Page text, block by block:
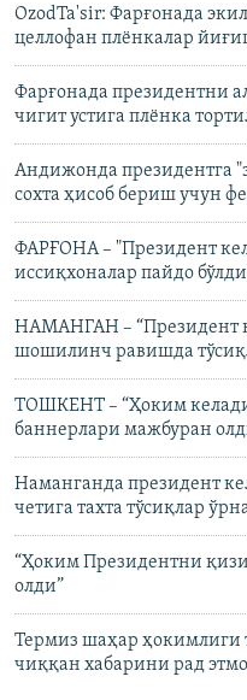
OzodTa'sir: Фарғонада
целлофан плёнкалар
Фарғонада президентни
чигит устига плёнка
Андижонда президентга
сохта ҳисоб бериш учун
ФАРҒОНА – "Президент
иссиқхоналар пайдо
НАМАНГАН – “Президент
шошилинч равишда
ТОШКЕНТ – “Ҳоким
баннерлари мажбуран
Наманганда президент
четига тахта тўсиқлар
“Ҳоким Президентни
олди”
Термиз шаҳар ҳокимлиги
чиққан хабарини рад